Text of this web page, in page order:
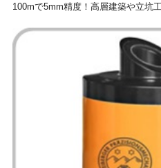
100mで5mm精度！高層建築や立坑